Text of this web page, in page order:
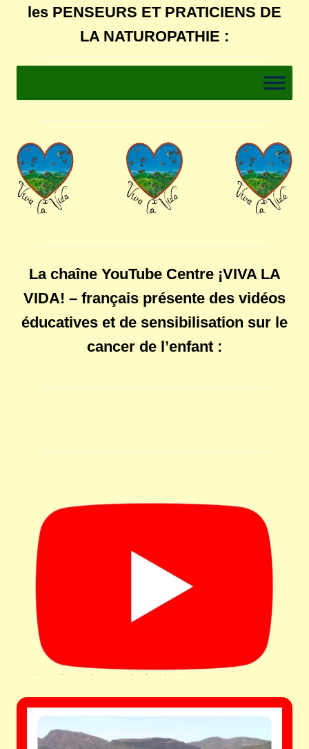
les PENSEURS ET PRATICIENS DE
LA NATUROPATHIE :
La chaîne YouTube Centre ¡VIVA LA
VIDA! – français présente des vidéos
éducatives et de sensibilisation sur le
cancer de l’enfant :